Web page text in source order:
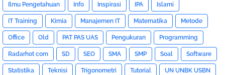
Ilmu Pengetahuan Info Inspirasi IPA Islami
IT Training Kimia Manajemen IT Matematika Metode
Office Old PAT PAS UAS Pengukuran Programming
Radarhot com SD SEO SMA SMP Soal Software
Statistika Teknisi Trigonometri Tutorial UN UNBK USBN